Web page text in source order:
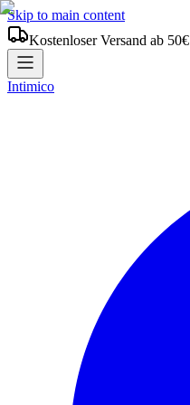
Skip to main content
Kostenloser Versand ab 50€
Intimico